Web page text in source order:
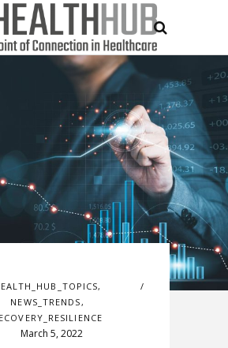
,
NEWS_TRENDS ,
March 5, 2022